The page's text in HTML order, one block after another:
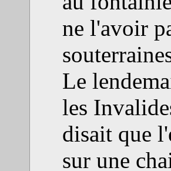
ne l'avoir
Le
les
disait que
sur une